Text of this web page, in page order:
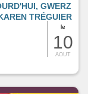
le
10
AOUT
GWERZ
TRÉGUIER